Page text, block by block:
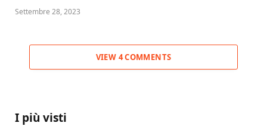
Settembre 28, 2023
VIEW 4 COMMENTS
I più visti